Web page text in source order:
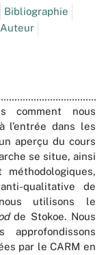
Bibliographie
Auteur
comment nous
l’entrée dans les
aperçu du cours
se situe, ainsi
qualitative de
utilisons le
de Stokoe. Nous
approfondissons
par le CARM en